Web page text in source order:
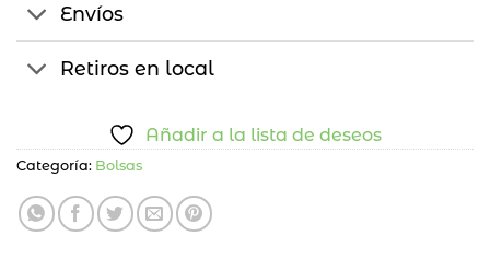
Envíos
Retiros en local
Añadir a la lista de deseos
Categoría: Bolsas